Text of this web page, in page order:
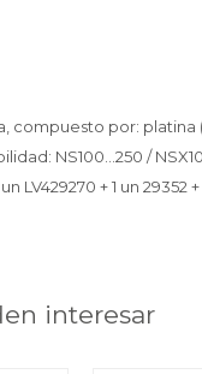
por: platina
NS100...250 /
+ 1 un 29352 +
interesar